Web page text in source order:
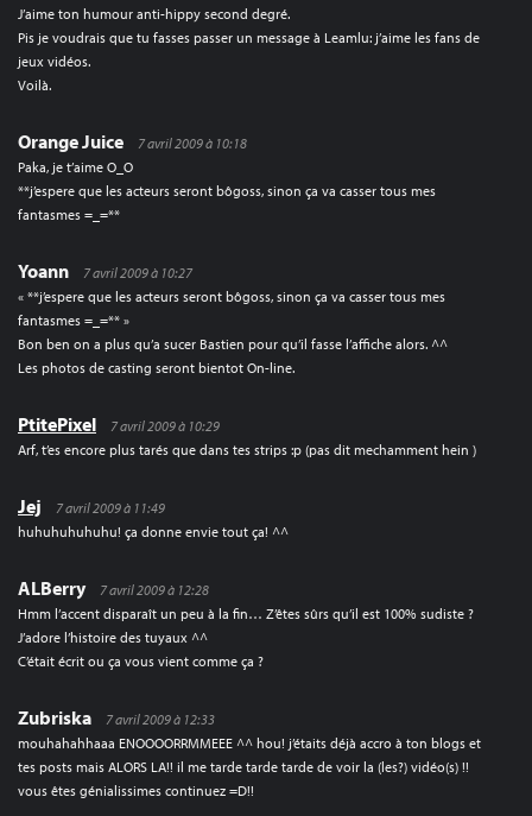
J’aime ton humour anti-hippy second degré.
Pis je voudrais que tu fasses passer un message à Leamlu: j’aime les fans de
jeux vidéos.
Voilà.
Orange Juice
7 avril 2009 à 10:18
Paka, je t’aime O_O
**j’espere que les acteurs seront bôgoss, sinon ça va casser tous mes
fantasmes =_=**
Yoann
7 avril 2009 à 10:27
« **j’espere que les acteurs seront bôgoss, sinon ça va casser tous mes
fantasmes =_=** »
Bon ben on a plus qu’a sucer Bastien pour qu’il fasse l’affiche alors. ^^
Les photos de casting seront bientot On-line.
PtitePixel
7 avril 2009 à 10:29
Arf, t’es encore plus tarés que dans tes strips :p (pas dit mechamment hein )
Jej
7 avril 2009 à 11:49
huhuhuhuhuhu! ça donne envie tout ça! ^^
ALBerry
7 avril 2009 à 12:28
Hmm l’accent disparaît un peu à la fin… Z’êtes sûrs qu’il est 100% sudiste ?
J’adore l’histoire des tuyaux ^^
C’était écrit ou ça vous vient comme ça ?
Zubriska
7 avril 2009 à 12:33
mouhahahhaaa ENOOOORRMMEEE ^^ hou! j’étaits déjà accro à ton blogs et
tes posts mais ALORS LA!! il me tarde tarde tarde de voir la (les?) vidéo(s) !!
vous êtes génialissimes continuez =D!!